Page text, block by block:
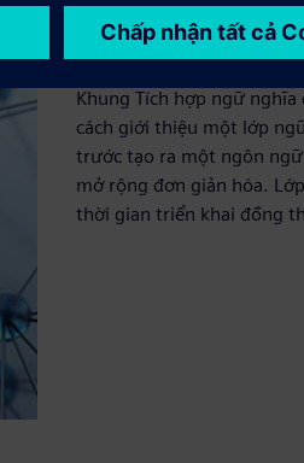
Khung tích
Khung Tích hợp ngữ nghĩa
cách giới thiệu một lớp
trước tạo ra một ngôn
mở rộng đơn giản hóa.
thời gian triển khai đồng